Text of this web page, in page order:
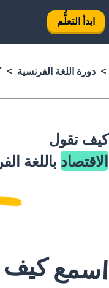
ابدأ التعلُّم
دورة اللغة الفرنسية
كيف تقول
الاقتصاد باللغة
اسمع كيف